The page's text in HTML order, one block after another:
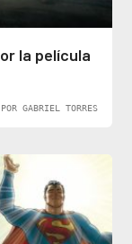
la película
POR GABRIEL TORRES